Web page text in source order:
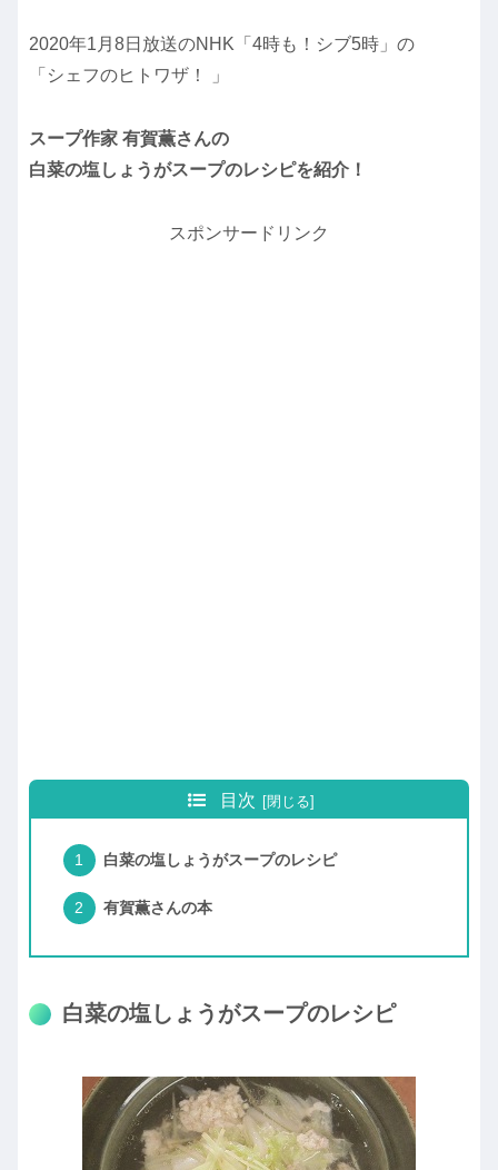
2020年1月8日放送のNHK「4時も！シブ5時」の
「シェフのヒトワザ！ 」
スープ作家 有賀薫さんの
白菜の塩しょうがスープのレシピを紹介！
スポンサードリンク
目次
白菜の塩しょうがスープのレシピ
有賀薫さんの本
白菜の塩しょうがスープのレシピ